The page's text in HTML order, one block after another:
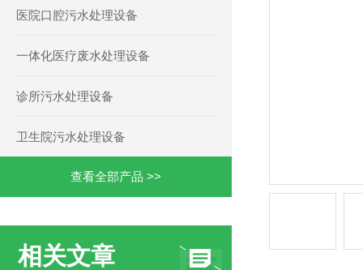
医院口腔污水处理设备
一体化医疗废水处理设备
诊所污水处理设备
卫生院污水处理设备
查看全部产品 >>
相关文章